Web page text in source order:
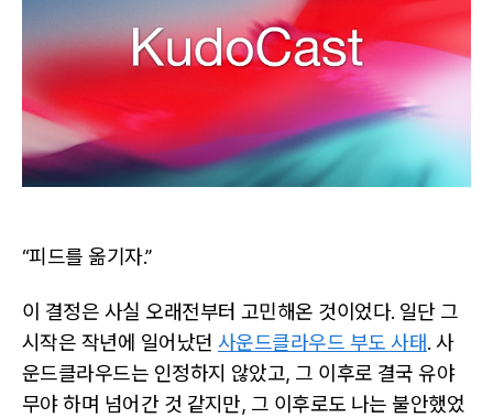
개
합
니
“피드를 옮기자.”
이 결정은 사실 오래전부터 고민해온 것이었다. 일단 그
시작은 작년에 일어났던 사운드클라우드 부도 사태. 사
운드클라우드는 인정하지 않았고, 그 이후로 결국 유야
무야 하며 넘어간 것 같지만, 그 이후로도 나는 불안했었